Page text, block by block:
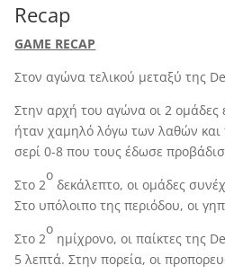
Recap
GAME RECAP
Στον αγώνα τελικού μεταξύ της
Στην αρχή του αγώνα οι 2 ομάδες
ήταν χαμηλό λόγω των λαθών και
σερί 0-8 που τους έδωσε
Στο 2
ο
δεκάλεπτο, οι ομάδες
Στο υπόλοιπο της περιόδου, οι
Στο 2
ο
ημίχρονο, οι παίκτες της
5 λεπτά. Στην πορεία, οι